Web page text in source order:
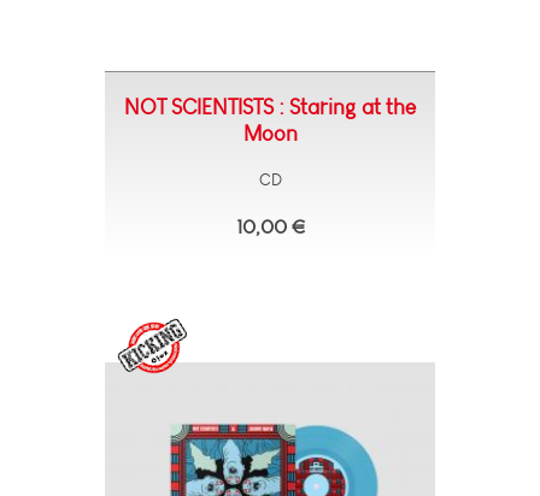
NOT SCIENTISTS : Staring at the
Moon
CD
10,00 €